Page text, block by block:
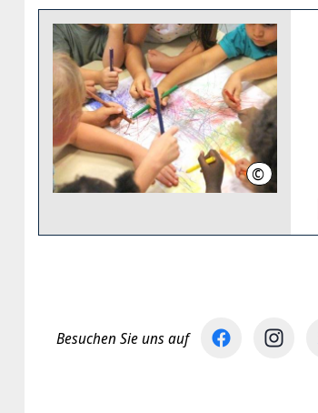
© LHH
Besuchen Sie uns auf